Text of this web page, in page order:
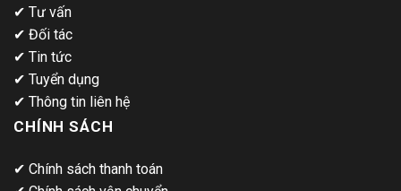
✔ Tư vấn
✔ Đối tác
✔ Tin tức
✔ Tuyển dụng
✔ Thông tin liên hệ
CHÍNH SÁCH
✔ Chính sách thanh toán